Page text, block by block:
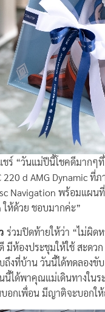
ชร์ “วันแม่ปีนี้โชคดีมากๆ
d AMG Dynamic ที่
Navigation พร้อมแผ
ให้ด้วย ชอบมากค่ะ”
ร่วมปิดท้ายให้ว่า “ไม่ผิด
มีห้องประชุมให้ใช้ สะด
ถึงที่บ้าน วันนี้ได้ทดลองขั
ได้พาคุณแม่เดินทางใน
บอกเพื่อน มีญาติจะบอก